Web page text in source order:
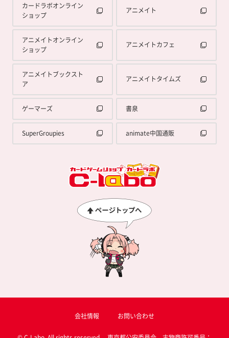
カードラボオンライン
ショップ
アニメイト
アニメイトオンライン
ショップ
アニメイトカフェ
アニメイトブックスト
ア
アニメイトタイムズ
ゲーマーズ 書泉
SuperGroupies animate中国通販
会社情報 お問い合わせ